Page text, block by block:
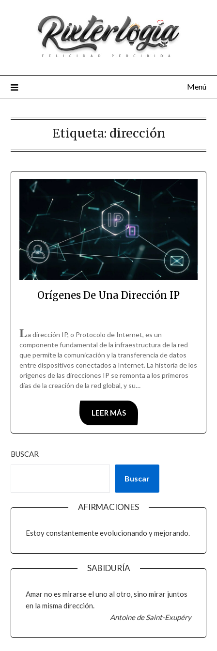
Menú
Etiqueta: dirección
Orígenes De Una Dirección IP
La dirección IP, o Protocolo de Internet, es un
componente fundamental de la infraestructura de la red
que permite la comunicación y la transferencia de datos
entre dispositivos conectados a Internet. La historia de los
orígenes de las direcciones IP se remonta a los primeros
días de la creación de la red global, y su…
LEER MÁS
BUSCAR
Buscar
AFIRMACIONES
Estoy constantemente evolucionando y mejorando.
SABIDURÍA
Amar no es mirarse el uno al otro, sino mirar juntos
en la misma dirección.
Antoine de Saint-Exupéry